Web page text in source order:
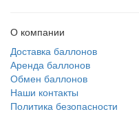
О компании
Доставка баллонов
Аренда баллонов
Обмен баллонов
Наши контакты
Политика безопасности